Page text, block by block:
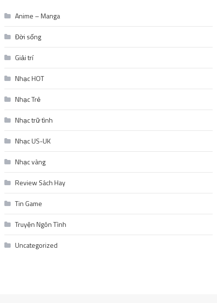
Anime – Manga
Đời sống
Giải trí
Nhạc HOT
Nhạc Trẻ
Nhạc trữ tình
Nhạc US-UK
Nhạc vàng
Review Sách Hay
Tin Game
Truyện Ngôn Tình
Uncategorized